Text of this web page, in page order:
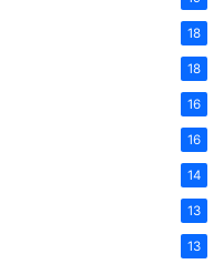
18
18
16
16
14
13
13